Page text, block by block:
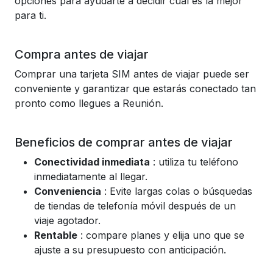
para ti.
Compra antes de viajar
Comprar una tarjeta SIM antes de viajar puede ser
conveniente y garantizar que estarás conectado tan
pronto como llegues a Reunión.
Beneficios de comprar antes de viajar
Conectividad inmediata : utiliza tu teléfono
inmediatamente al llegar.
Conveniencia : Evite largas colas o búsquedas
de tiendas de telefonía móvil después de un
viaje agotador.
Rentable : compare planes y elija uno que se
ajuste a su presupuesto con anticipación.